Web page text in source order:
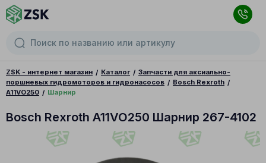
ZSK - интернет магазин Каталог
Запчасти для аксиально-
поршневых гидромоторов и гидронасосов
Bosch Rexroth
A11VO250
Шарнир
Bosch Rexroth A11VO250 Шарнир 267-4102